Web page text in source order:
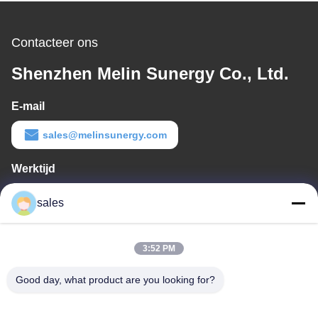
Contacteer ons
Shenzhen Melin Sunergy Co., Ltd.
E-mail
sales@melinsunergy.com
Werktijd
8:30-18:00
Ons adres
sales
3:52 PM
Good day, what product are you looking for?